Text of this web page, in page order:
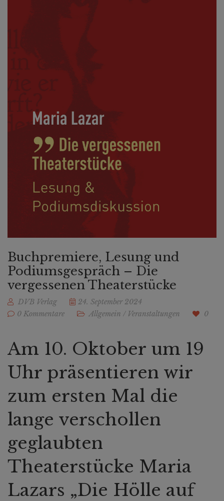
Buchpremiere, Lesung und
Podiumsgespräch – Die
vergessenen Theaterstücke
DVB Verlag
24. September 2024
0 Kommentare
Allgemein / Veranstaltungen 0
Am 10. Oktober um 19
Uhr präsentieren wir
zum ersten Mal die
lange verschollen
geglaubten
Theaterstücke Maria
Lazars „Die Hölle auf